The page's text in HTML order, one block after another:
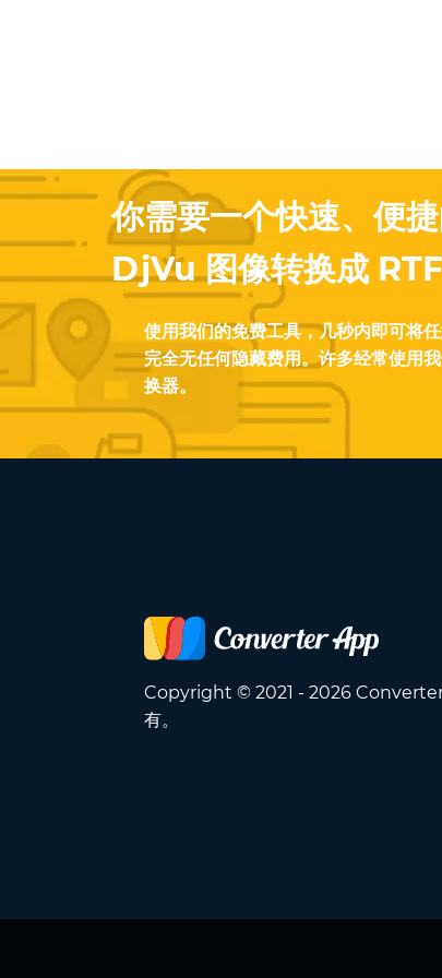
你需要一个快速、便
DjVu 图像转换成
使用我们的免费工具，几秒内即可将
完全无任何隐藏费用。许多经常使用
换器。
Copyright © 2021 - 2026
有。